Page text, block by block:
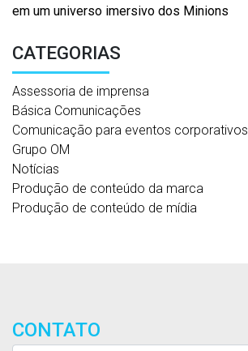
em um universo imersivo dos Minions
CATEGORIAS
Assessoria de imprensa
Básica Comunicações
Comunicação para eventos corporativos
Grupo OM
Notícias
Produção de conteúdo da marca
Produção de conteúdo de mídia
CONTATO